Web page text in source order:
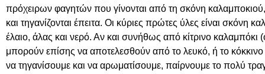
πρόχειρων φαγητών που γίνονται από τη σκόνη
και τηγανίζονται έπειτα. Οι κύριες πρώτες ύλες είναι σκόνη
έλαιο, άλας και νερό. Αν και συνήθως από κίτρινο καλαμπόκι
μπορούν επίσης να αποτελεσθούν από το λευκό, ή το
να τηγανίσουμε και να αρωματίσουμε, παίρνουμε το πολύ